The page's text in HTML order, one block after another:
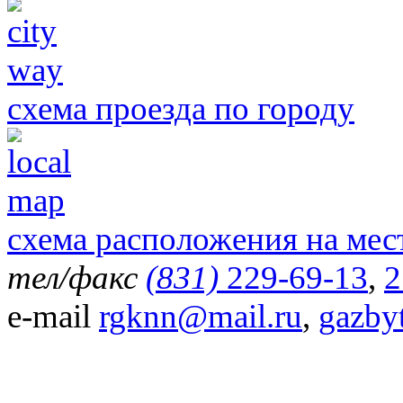
схема проезда по городу
схема расположения на
тел/факс (831) 229-69-13,
e-mail rgknn@mail.ru,